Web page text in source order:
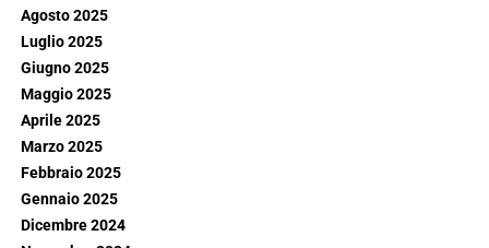
Agosto 2025
Luglio 2025
Giugno 2025
Maggio 2025
Aprile 2025
Marzo 2025
Febbraio 2025
Gennaio 2025
Dicembre 2024